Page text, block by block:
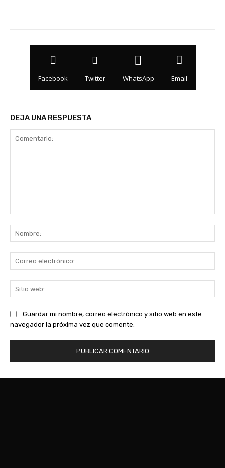
Facebook Twitter WhatsApp Email
DEJA UNA RESPUESTA
Guardar mi nombre, correo electrónico y sitio web en este
navegador la próxima vez que comente.